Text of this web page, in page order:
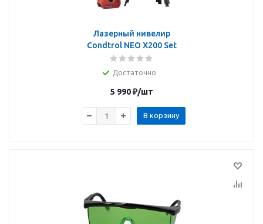
Лазерный нивелир
Condtrol NEO X200 Set
Достаточно
5 990₽/шт
В корзину